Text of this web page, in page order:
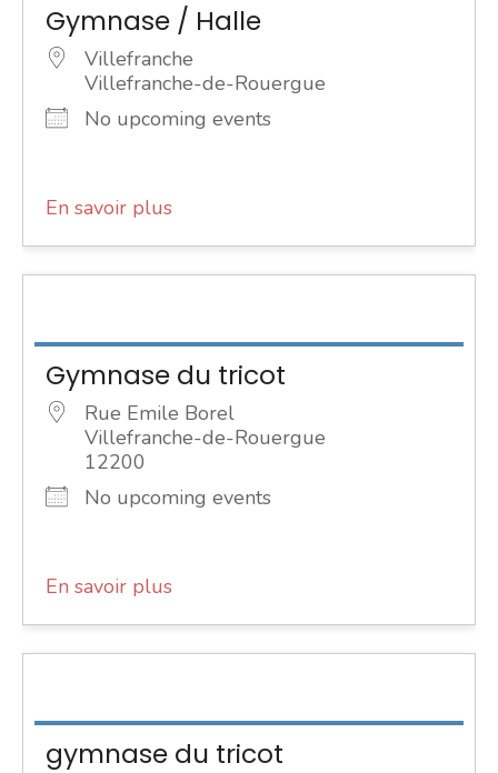
Gymnase / Halle
Villefranche
Villefranche-de-Rouergue
No upcoming events
En savoir plus
Gymnase du tricot
Rue Emile Borel
Villefranche-de-Rouergue
12200
No upcoming events
En savoir plus
gymnase du tricot